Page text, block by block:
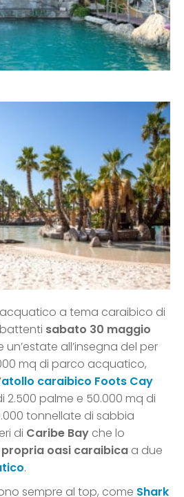
a tema caraibico di
sabato 30 maggio
all’insegna del per
mq di parco acquatico,
atollo caraibico Foots Cay
2.500 palme e 50.000 mq di
tonnellate di sabbia
di Caribe Bay che lo
propria oasi caraibica a due
.
sempre al top, come Shark